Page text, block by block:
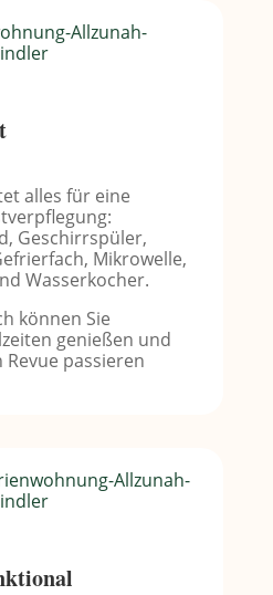
alles für eine
Geschirrspüler,
Mikrowelle,
Wasserkocher.
können Sie
genießen und
passieren